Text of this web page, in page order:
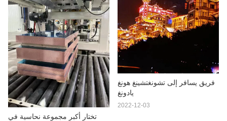
تختار أكبر مجموعة نحاسية في
فريق يسافر إلى تشونغتشينغ هونغ
يادونغ
2022-12-03